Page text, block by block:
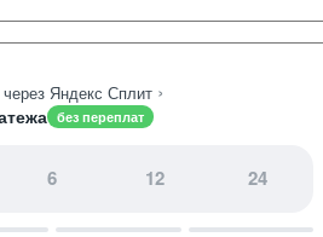
Яндекс Сплит ›
без переплат
6 12 24